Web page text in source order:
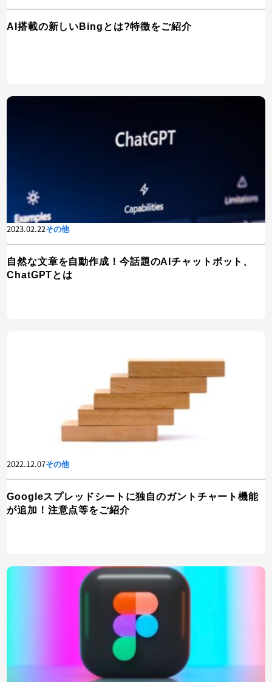
AI搭載の新しいBingとは?特徴をご紹介
2023.02.22その他
自然な文章を自動作成！今話題のAIチャットボット、
ChatGPTとは
2022.12.07その他
Googleスプレッドシートに独自のガントチャート機能
が追加！注意点等をご紹介